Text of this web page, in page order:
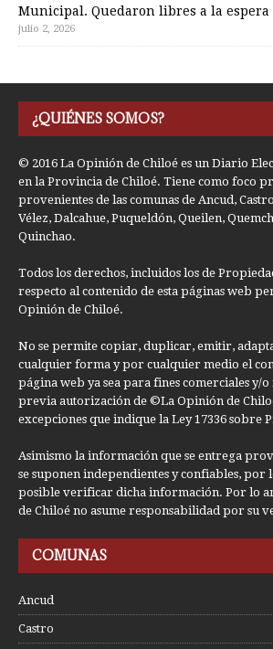
Municipal. Quedaron libres a la espera
julio 2, 2026
¿QUIÉNES SOMOS?
© 2016 La Opinión de Chiloé es un Diario
en la Provincia de Chiloé. Tiene como foco
provenientes de las comunas de Ancud,
Vélez, Dalcahue, Puqueldón, Queilen,
Quinchao.
Todos los derechos, incluidos los de
respecto al contenido de esta páginas web
Opinión de Chiloé.
No se permite copiar, duplicar, emitir,
cualquier forma y por cualquier medio el
página web ya sea para fines comerciales y/
previa autorización de ©La Opinión de
excepciones que indique la Ley 17336 sobre
Asimismo la información que se entrega
se suponen independientes y confiables, por
posible verificar dicha información. Por lo
de Chiloé no asume responsabilidad por su
COMUNAS
Ancud
Castro